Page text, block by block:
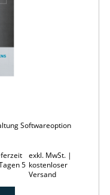
Softwareoption
5
exkl. MwSt. |
kostenloser
Versand